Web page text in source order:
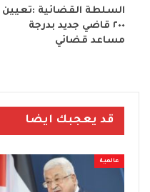
السلطة القضائية :تعيين
٢٠٠ قاضي جديد بدرجة
مساعد قضائي
قد يعجبك ايضا
عالمية